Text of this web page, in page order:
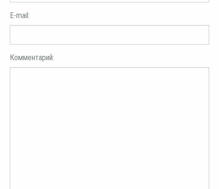
E-mail:
Комментарий: